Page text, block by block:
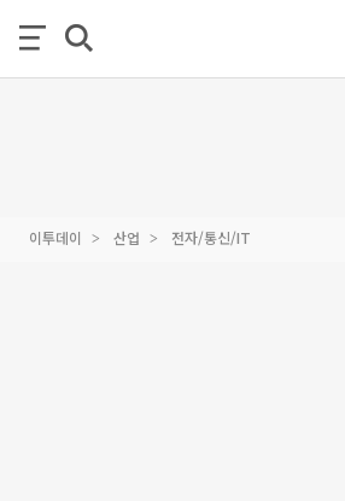
이투데이 산업 전자/통신/IT